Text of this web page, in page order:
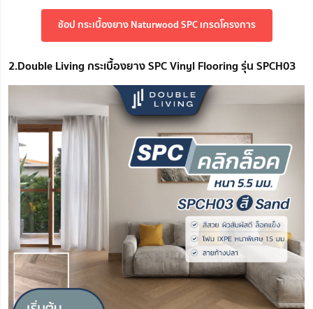
ช้อป กระเบื้องยาง Naturwood SPC เกรดโครงการ
2.Double Living กระเบื้องยาง SPC Vinyl Flooring รุ่น SPCH03